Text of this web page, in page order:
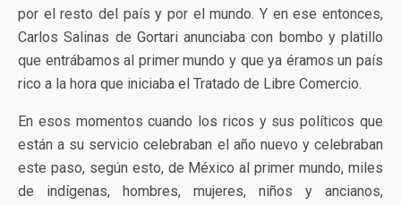
por el resto del país y por el mundo. Y en ese entonces,
Carlos Salinas de Gortari anunciaba con bombo y platillo
que entrábamos al primer mundo y que ya éramos un país
rico a la hora que iniciaba el Tratado de Libre Comercio.
En esos momentos cuando los ricos y sus políticos que
están a su servicio celebraban el año nuevo y celebraban
este paso, según esto, de México al primer mundo, miles
de indígenas, hombres, mujeres, niños y ancianos,